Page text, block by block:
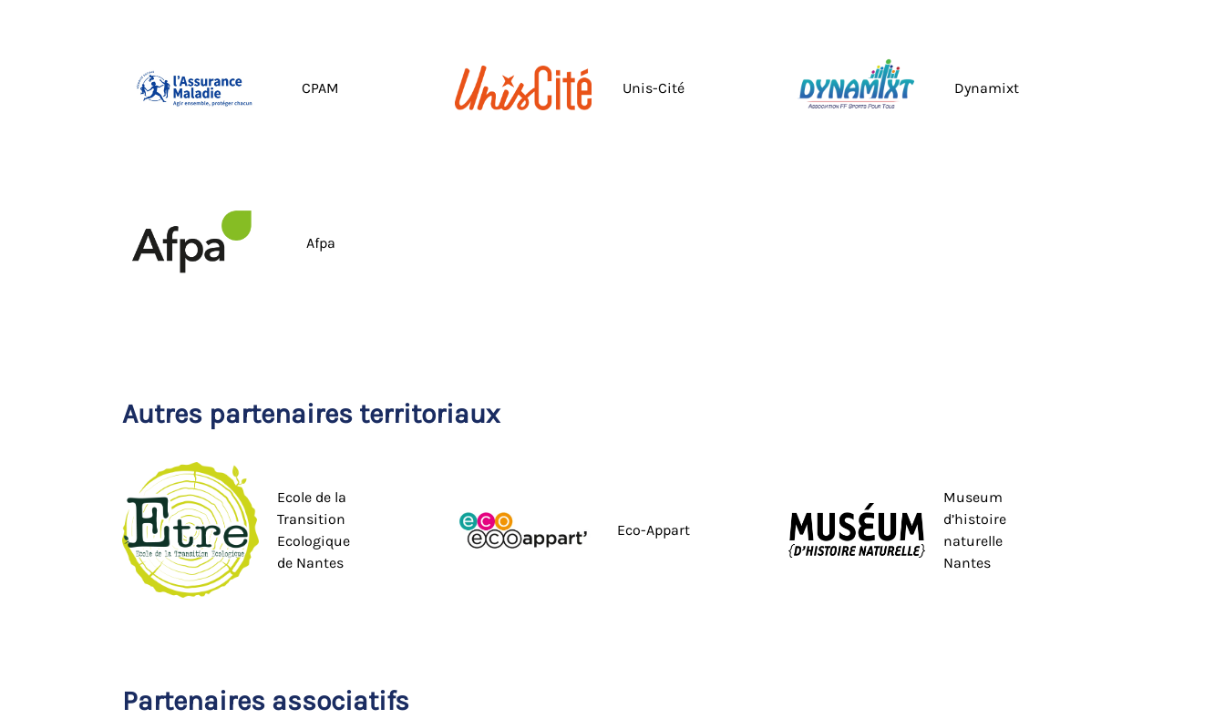
CPAM Unis-Cité Dynamixt
Afpa
Autres partenaires territoriaux
Ecole de la
Transition
Ecologique
de Nantes
Eco-Appart
Museum
d’histoire
naturelle
Nantes
Partenaires associatifs